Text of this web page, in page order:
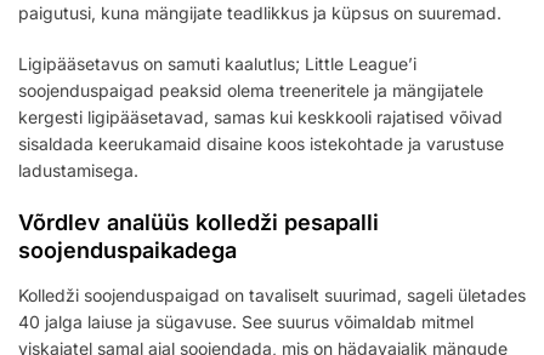
paigutusi, kuna mängijate teadlikkus ja küpsus on suuremad.
Ligipääsetavus on samuti kaalutlus; Little League’i
soojenduspaigad peaksid olema treeneritele ja mängijatele
kergesti ligipääsetavad, samas kui keskkooli rajatised võivad
sisaldada keerukamaid disaine koos istekohtade ja varustuse
ladustamisega.
Võrdlev analüüs kolledži pesapalli
soojenduspaikadega
Kolledži soojenduspaigad on tavaliselt suurimad, sageli ületades
40 jalga laiuse ja sügavuse. See suurus võimaldab mitmel
viskajatel samal ajal soojendada, mis on hädavajalik mängude